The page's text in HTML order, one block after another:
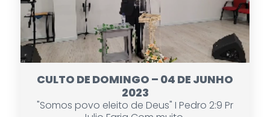
CULTO DE DOMINGO – 04 DE JUNHO
2023
"Somos povo eleito de Deus" I Pedro 2:9 Pr